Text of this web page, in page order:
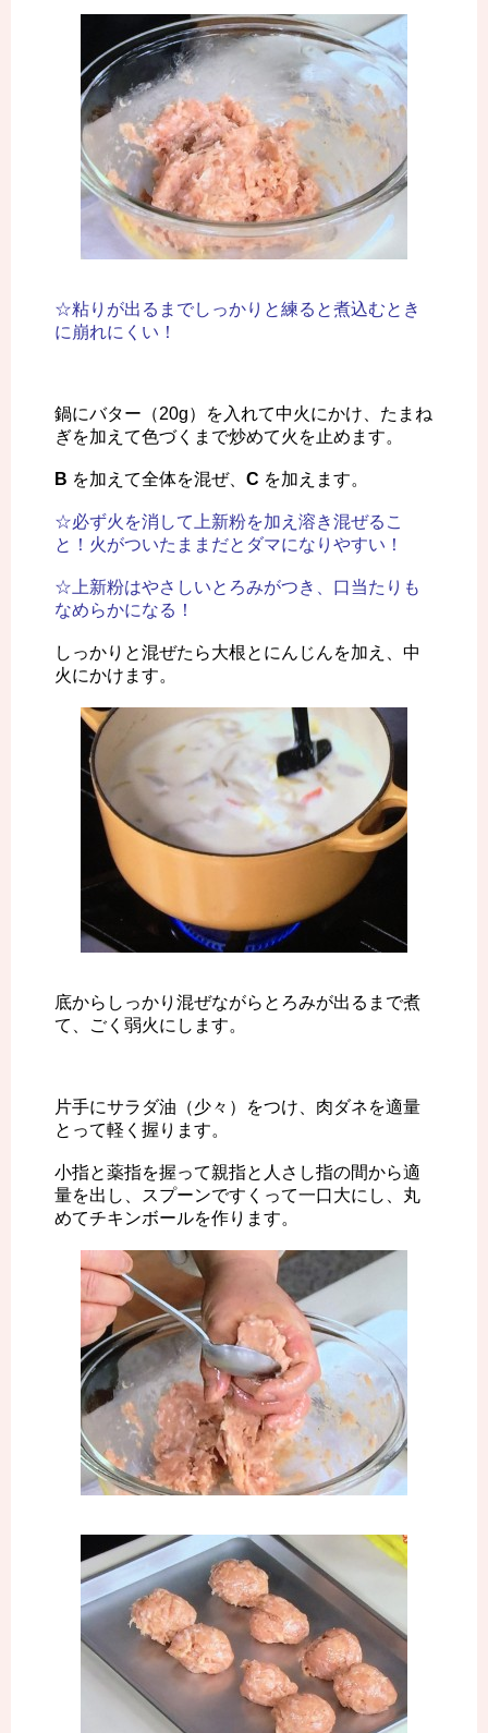
☆粘りが出るまでしっかりと練ると煮込むとき
に崩れにくい！
鍋にバター（20g）を入れて中火にかけ、たまね
ぎを加えて色づくまで炒めて火を止めます。
B を加えて全体を混ぜ、 C を加えます。
☆必ず火を消して上新粉を加え溶き混ぜるこ
と！火がついたままだとダマになりやすい！
☆上新粉はやさしいとろみがつき、口当たりも
なめらかになる！
しっかりと混ぜたら大根とにんじんを加え、中
火にかけます。
底からしっかり混ぜながらとろみが出るまで煮
て、ごく弱火にします。
片手にサラダ油（少々）をつけ、肉ダネを適量
とって軽く握ります。
小指と薬指を握って親指と人さし指の間から適
量を出し、スプーンですくって一口大にし、丸
めてチキンボールを作ります。